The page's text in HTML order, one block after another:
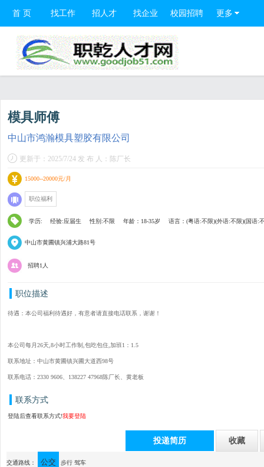
首 页 找工作 招人才 找企业 校园招聘 更多
模具师傅
中山市鸿瀚模具塑胶有限公司
更新于：2025/7/24 发 布 人：陈厂长
15000--20000元/月
职位福利
学历: 经验:应届生 性别:不限 年龄：18-35岁 语言：(粤语:不限)(外语:不限)(国语:
中山市黄圃镇兴浦大路81号
招聘1人
职位描述
待遇：本公司福利待遇好，有意者请直接电话联系，谢谢！
本公司每月26天,8小时工作制,包吃包住,加班1：1.5
联系地址：中山市黄圃镇兴圃大道西98号
联系电话：2330 9606、138227 47968陈厂长、黄老板
联系方式
登陆后查看联系方式!我要登陆
投递简历 收藏
通讯地址：中山市黄圃镇兴浦大路81号
交通路线： 公交 步行 驾车